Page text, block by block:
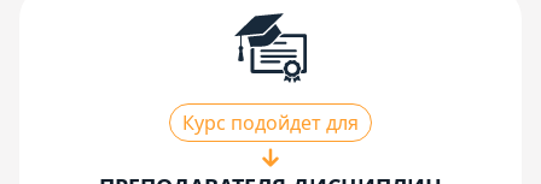
Курс подойдет для